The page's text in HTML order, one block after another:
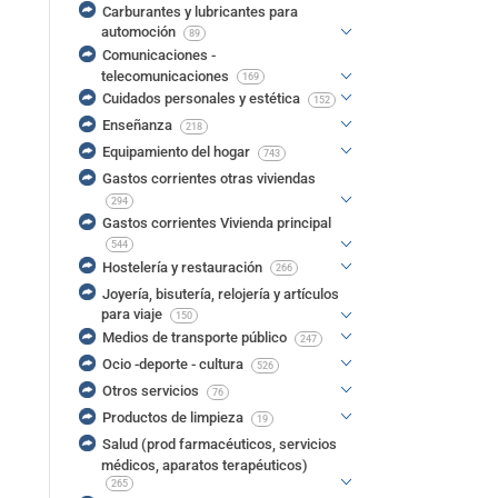
Carburantes y lubricantes para
automoción
89
Comunicaciones -
telecomunicaciones
169
Cuidados personales y estética 152
Enseñanza 218
Equipamiento del hogar 743
Gastos corrientes otras viviendas
294
Gastos corrientes Vivienda principal
544
Hostelería y restauración 266
Joyería, bisutería, relojería y artículos
para viaje
150
Medios de transporte público 247
Ocio -deporte - cultura 526
Otros servicios 76
Productos de limpieza 19
Salud (prod farmacéuticos, servicios
médicos, aparatos terapéuticos)
265